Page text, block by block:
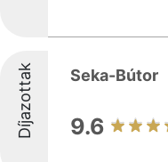
Díjazottak Seka-Bútor
9.6